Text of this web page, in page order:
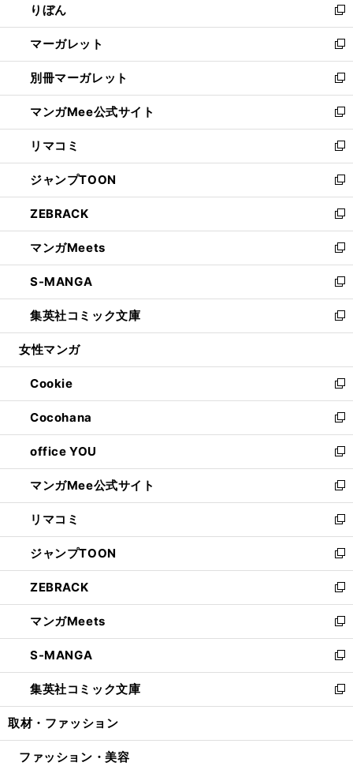
く
で
開
く
ド
ウ
で
開
く
ィ
ン
ド
ウ
で
開
く
りぼん
新
し
い
ウ
ィ
ン
ド
ウ
で
開
く
マーガレット
新
し
い
ウ
ィ
ン
ド
ウ
で
開
く
別冊マーガレット
新
し
い
ウ
ィ
ン
ド
ウ
で
開
く
マンガMee公式サイト
新
し
い
ウ
ィ
ン
ド
ウ
で
開
く
リマコミ
新
し
い
ウ
ィ
ン
ド
ウ
で
開
く
ジャンプTOON
新
し
い
ウ
ィ
ン
ド
ウ
で
開
ZEBRACK
新
し
い
ウ
ィ
ン
ド
ウ
開
く
マンガMeets
新
し
い
ウ
ィ
ン
ウ
で
開
く
S-MANGA
新
し
い
ウ
ン
ド
ウ
で
開
く
集英社コミック文庫
新
し
ウ
ィ
ン
ド
ウ
で
開
く
女性マンガ
Cookie
新
し
い
ウ
ィ
ン
ド
ウ
で
開
く
Cocohana
新
し
い
ウ
ィ
ン
ド
ウ
で
開
く
office YOU
新
し
い
ウ
ィ
ン
ド
ウ
で
開
く
マンガMee公式サイト
新
し
い
ウ
ィ
ン
ド
ウ
で
開
く
リマコミ
新
し
い
ウ
ィ
ン
ド
ウ
で
開
く
ジャンプTOON
新
し
い
ウ
ィ
ン
ド
ウ
で
開
ZEBRACK
新
し
い
ウ
ィ
ン
ド
ウ
開
マンガMeets
新
し
い
ウ
ィ
ン
ウ
S-MANGA
新
し
い
ウ
ン
集英社コミック文庫
新
し
ウ
取材・ファッション
ファッション・美容